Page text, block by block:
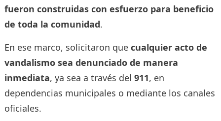
fueron construidas con esfuerzo para beneficio
de toda la comunidad.
En ese marco, solicitaron que cualquier acto de
vandalismo sea denunciado de manera
inmediata, ya sea a través del 911, en
dependencias municipales o mediante los canales
oficiales.